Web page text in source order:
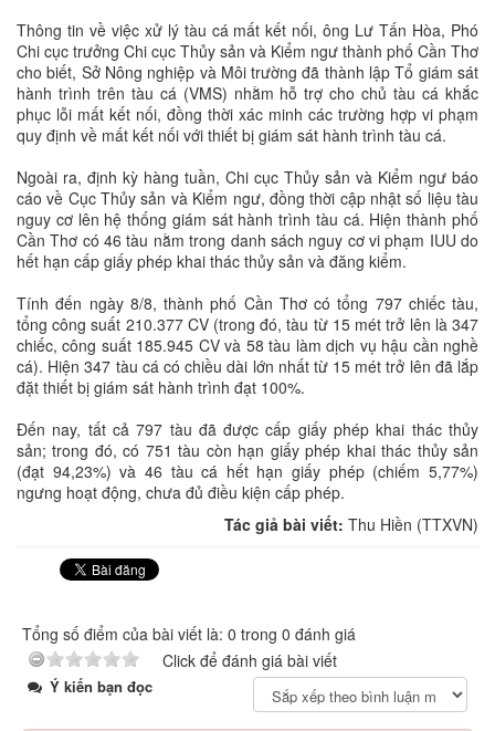
Thông tin về việc xử lý tàu cá mất kết nối, ông Lư Tấn Hòa, Phó
Chi cục trưởng Chi cục Thủy sản và Kiểm ngư thành phố Cần Thơ
cho biết, Sở Nông nghiệp và Môi trường đã thành lập Tổ giám sát
hành trình trên tàu cá (VMS) nhằm hỗ trợ cho chủ tàu cá khắc
phục lỗi mất kết nối, đồng thời xác minh các trường hợp vi phạm
quy định về mất kết nối với thiết bị giám sát hành trình tàu cá.
Ngoài ra, định kỳ hàng tuần, Chi cục Thủy sản và Kiểm ngư báo
cáo về Cục Thủy sản và Kiểm ngư, đồng thời cập nhật số liệu tàu
nguy cơ lên hệ thống giám sát hành trình tàu cá. Hiện thành phố
Cần Thơ có 46 tàu nằm trong danh sách nguy cơ vi phạm IUU do
hết hạn cấp giấy phép khai thác thủy sản và đăng kiểm.
Tính đến ngày 8/8, thành phố Cần Thơ có tổng 797 chiếc tàu,
tổng công suất 210.377 CV (trong đó, tàu từ 15 mét trở lên là 347
chiếc, công suất 185.945 CV và 58 tàu làm dịch vụ hậu cần nghề
cá). Hiện 347 tàu cá có chiều dài lớn nhất từ 15 mét trở lên đã lắp
đặt thiết bị giám sát hành trình đạt 100%.
Đến nay, tất cả 797 tàu đã được cấp giấy phép khai thác thủy
sản; trong đó, có 751 tàu còn hạn giấy phép khai thác thủy sản
(đạt 94,23%) và 46 tàu cá hết hạn giấy phép (chiếm 5,77%)
ngưng hoạt động, chưa đủ điều kiện cấp phép.
Tác giả bài viết: Thu Hiền (TTXVN)
Tổng số điểm của bài viết là: 0 trong 0 đánh giá
Click để đánh giá bài viết
Ý kiến bạn đọc